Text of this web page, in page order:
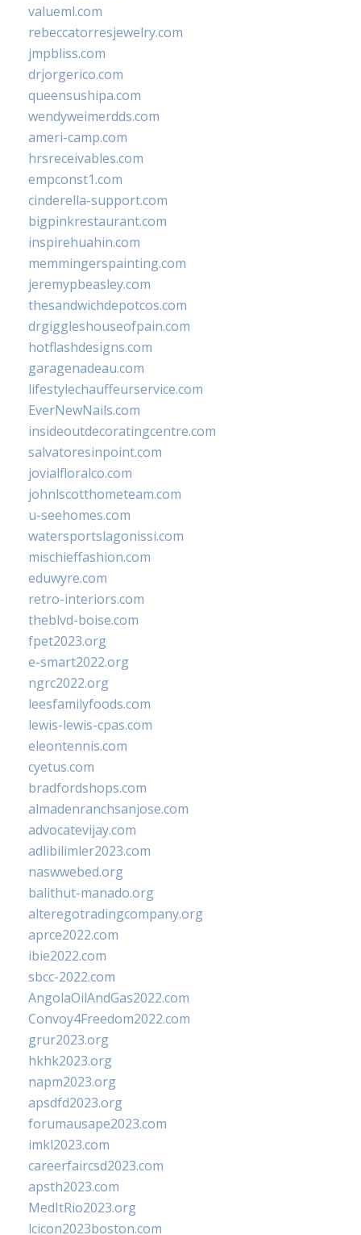
valueml.com
rebeccatorresjewelry.com
jmpbliss.com
drjorgerico.com
queensushipa.com
wendyweimerdds.com
ameri-camp.com
hrsreceivables.com
empconst1.com
cinderella-support.com
bigpinkrestaurant.com
inspirehuahin.com
memmingerspainting.com
jeremypbeasley.com
thesandwichdepotcos.com
drgiggleshouseofpain.com
hotflashdesigns.com
garagenadeau.com
lifestylechauffeurservice.com
EverNewNails.com
insideoutdecoratingcentre.com
salvatoresinpoint.com
jovialfloralco.com
johnlscotthometeam.com
u-seehomes.com
watersportslagonissi.com
mischieffashion.com
eduwyre.com
retro-interiors.com
theblvd-boise.com
fpet2023.org
e-smart2022.org
ngrc2022.org
leesfamilyfoods.com
lewis-lewis-cpas.com
eleontennis.com
cyetus.com
bradfordshops.com
almadenranchsanjose.com
advocatevijay.com
adlibilimler2023.com
naswwebed.org
balithut-manado.org
alteregotradingcompany.org
aprce2022.com
ibie2022.com
sbcc-2022.com
AngolaOilAndGas2022.com
Convoy4Freedom2022.com
grur2023.org
hkhk2023.org
napm2023.org
apsdfd2023.org
forumausape2023.com
imkl2023.com
careerfaircsd2023.com
apsth2023.com
MedItRio2023.org
lcicon2023boston.com